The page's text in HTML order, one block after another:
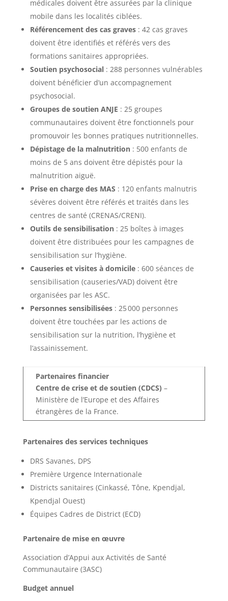
médicales doivent être assurées par la clinique
mobile dans les localités ciblées.
Référencement des cas graves: 42 cas graves
doivent être identifiés et référés vers des
formations sanitaires appropriées.
Soutien psychosocial: 288 personnes vulnérables
doivent bénéficier d’un accompagnement
psychosocial.
Groupes de soutien ANJE : 25 groupes
communautaires doivent être fonctionnels pour
promouvoir les bonnes pratiques nutritionnelles.
Dépistage de la malnutrition: 500 enfants de
moins de 5 ans doivent être dépistés pour la
malnutrition aiguë.
Prise en charge des MAS : 120 enfants malnutris
sévères doivent être référés et traités dans les
centres de santé (CRENAS/CRENI).
Outils de sensibilisation: 25 boîtes à images
doivent être distribuées pour les campagnes de
sensibilisation sur l’hygiène.
Causeries et visites à domicile: 600 séances de
sensibilisation (causeries/VAD) doivent être
organisées par les ASC.
Personnes sensibilisées: 25 000 personnes
doivent être touchées par les actions de
sensibilisation sur la nutrition, l’hygiène et
l’assainissement.
Partenaires financier
Centre de crise et de soutien (CDCS) –
Ministère de l’Europe et des Affaires
étrangères de la France.
Partenaires des services techniques
DRS Savanes, DPS
Première Urgence Internationale
Districts sanitaires (Cinkassé, Tône, Kpendjal,
Kpendjal Ouest)
Équipes Cadres de District (ECD)
Partenaire de mise en œuvre
Association d’Appui aux Activités de Santé
Communautaire (3ASC)
Budget annuel